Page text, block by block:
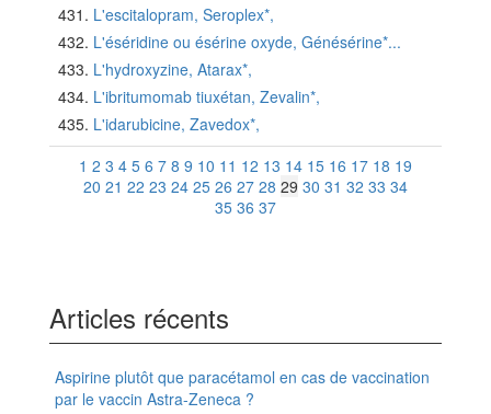
L'escitalopram, Seroplex*,
L'éséridine ou ésérine oxyde, Génésérine*...
L'hydroxyzine, Atarax*,
L'ibritumomab tiuxétan, Zevalin*,
L'idarubicine, Zavedox*,
1 2 3 4 5 6 7 8 9 10 11 12 13 14 15 16 17 18 19
20 21 22 23 24 25 26 27 28 29 30 31 32 33 34
35 36 37
Articles récents
Aspirine plutôt que paracétamol en cas de vaccination
par le vaccin Astra-Zeneca ?